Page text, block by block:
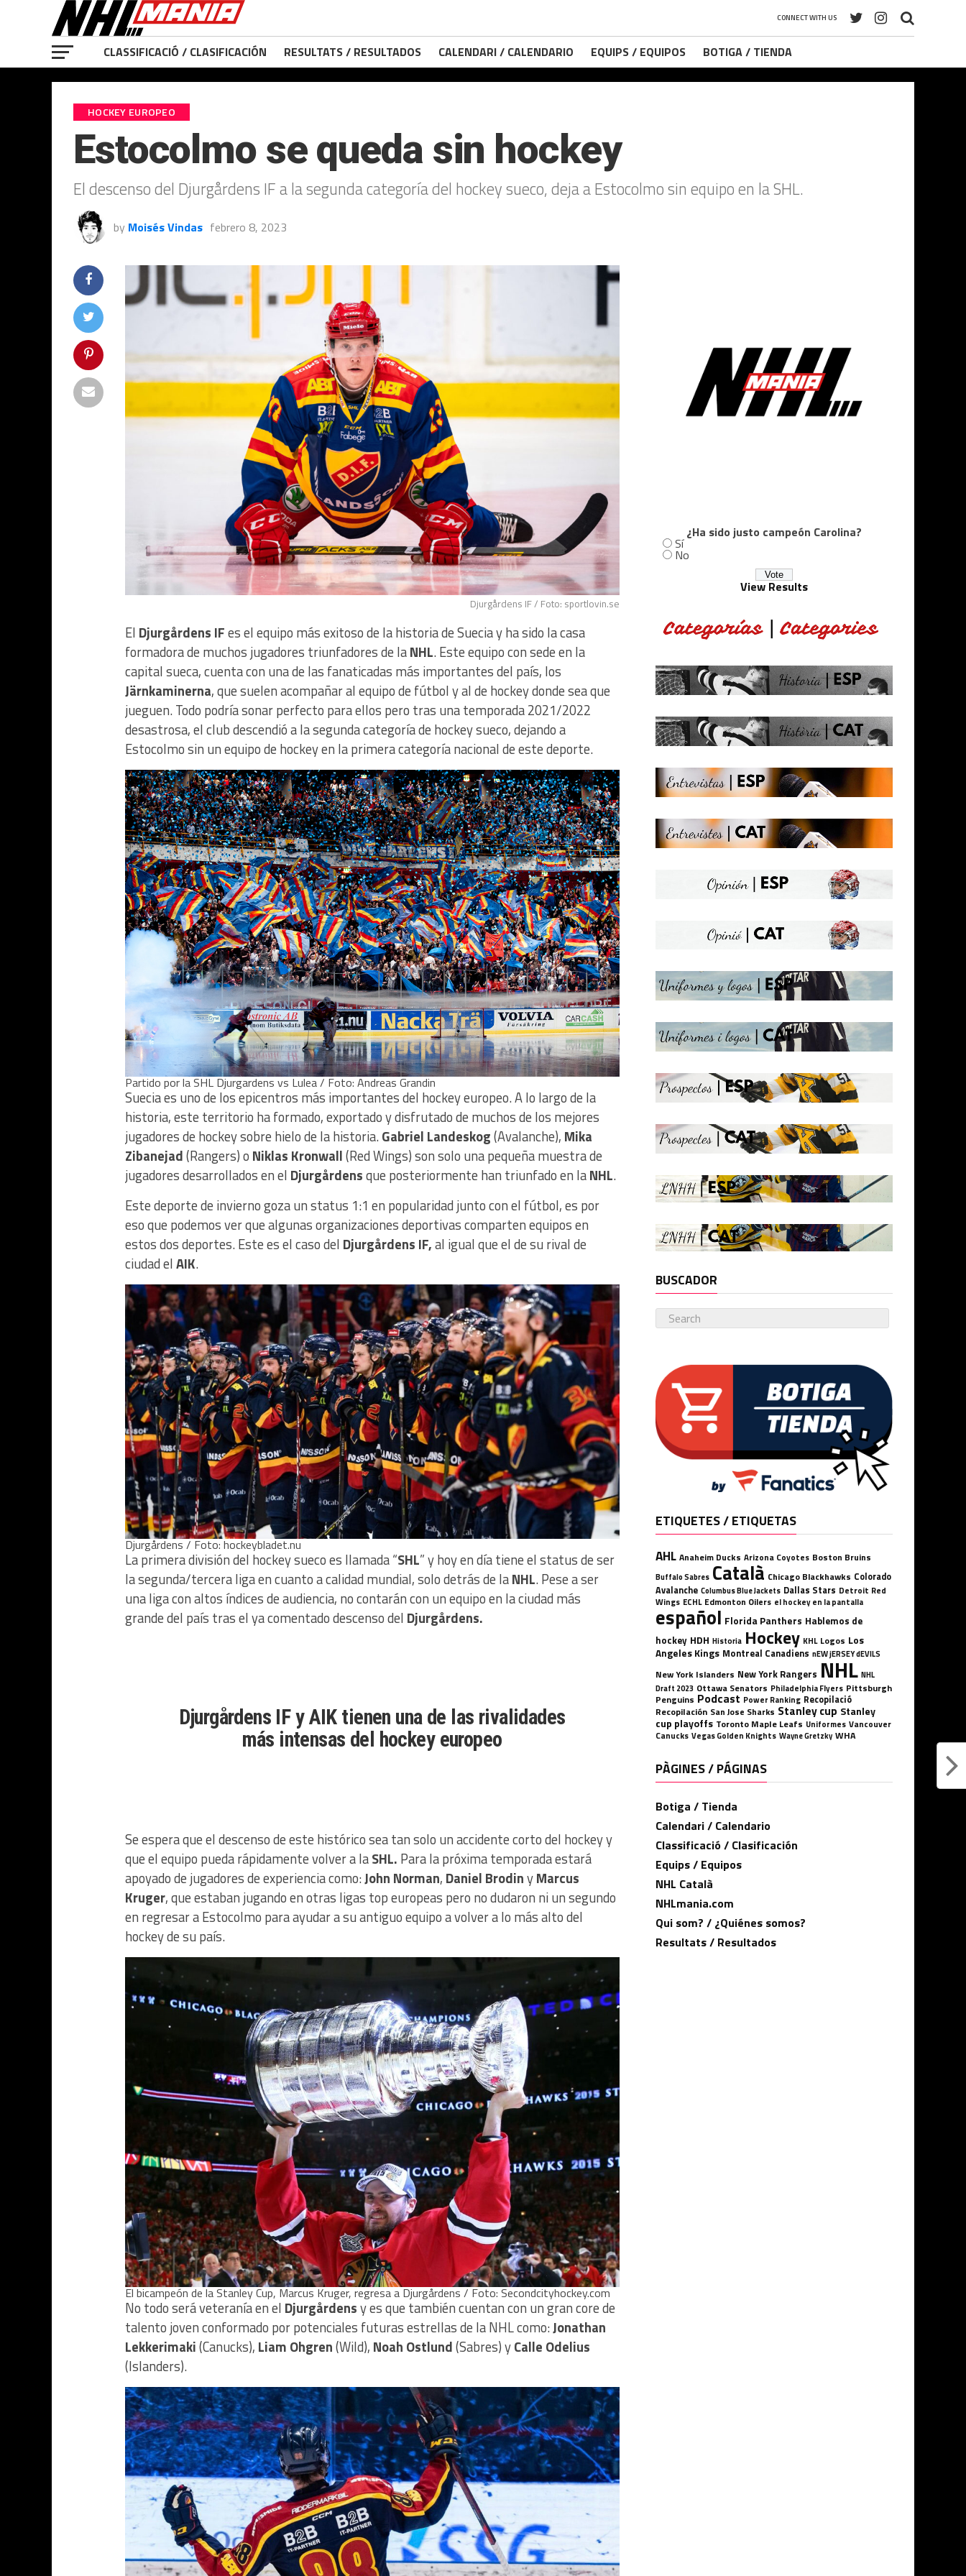
CONNECT WITH US
CLASSIFICACIÓ / CLASIFICACIÓN RESULTATS / RESULTADOS CALENDARI / CALENDARIO EQUIPS / EQUIPOS BOTIGA / TIENDA
HOCKEY EUROPEO
Estocolmo se queda sin hockey
El descenso del Djurgårdens IF a la segunda categoría del hockey sueco, deja a Estocolmo sin equipo en la SHL.
by Moisés Vindas febrero 8, 2023
Djurgårdens IF / Foto: sportlovin.se
El Djurgårdens IFes el equipo más exitoso de la historia de Suecia y ha sido la casa
formadora de muchos jugadores triunfadores de laNHL. Este equipo con sede en la
capital sueca, cuenta con una de las fanaticadas más importantes del país, los
Järnkaminerna, que suelen acompañar al equipo de fútbol y al de hockey donde sea que
jueguen. Todo podría sonar perfecto para ellos pero tras una temporada 2021/2022
desastrosa, el club descendió a la segunda categoría de hockey sueco, dejando a
Estocolmo sin un equipo de hockey en la primera categoría nacional de este deporte.
Partido por la SHL Djurgardens vs Lulea / Foto: Andreas Grandin
Suecia es uno de los epicentros más importantes del hockey europeo. A lo largo de la
historia, este territorio ha formado, exportado y disfrutado de muchos de los mejores
jugadores de hockey sobre hielo de la historia.Gabriel Landeskog(Avalanche), Mika
Zibanejad(Rangers) o Niklas Kronwall(Red Wings) son solo una pequeña muestra de
jugadores desarrollados en el Djurgårdensque posteriormente han triunfado en laNHL.
Este deporte de invierno goza un status 1:1 en popularidad junto con el fútbol, es por
eso que podemos ver que algunas organizaciones deportivas comparten equipos en
estos dos deportes. Este es el caso del Djurgårdens IF,al igual que el de su rival de
ciudad elAIK.
Djurgårdens / Foto: hockeybladet.nu
La primera división del hockey sueco es llamada “SHL” y hoy en día tiene el status de ser
la segunda/tercera liga en cuanto a calidad mundial, solo detrás de laNHL. Pese a ser
una liga con altos índices de audiencia, no contarán con un equipo en la ciudad más
grande del país tras el ya comentado descenso del Djurgårdens.
Djurgårdens IFy AIK tienen una de las rivalidades
más intensas del hockey europeo
Se espera que el descenso de este históricosea tan solo un accidente corto del hockey y
que el equipo pueda rápidamente volver a laSHL. Para la próxima temporada estará
apoyado de jugadores de experiencia como:John Norman, Daniel BrodinyMarcus
Kruger, que estaban jugando en otras ligas top europeas pero no dudaron ni un segundo
en regresar a Estocolmo para ayudar a su antiguo equipo a volver a lo más alto del
hockey de su país.
El bicampeón de la Stanley Cup, Marcus Kruger, regresa a Djurgårdens / Foto: Secondcityhockey.com
No todo será veteranía en el Djurgårdensy es que también cuentan con un gran core de
talento joven conformado por potenciales futuras estrellas de la NHL como:Jonathan
Lekkerimaki(Canucks), Liam Ohgren(Wild), Noah Ostlund(Sabres) yCalle Odelius
(Islanders).
¿Ha sido justo campeón Carolina?
Sí
No
View Results
BUSCADOR
ETIQUETES / ETIQUETAS
AHL Anaheim Ducks Arizona Coyotes Boston Bruins
Buffalo Sabres Català Chicago Blackhawks Colorado
Avalanche Columbus Blue Jackets Dallas Stars Detroit Red
Wings ECHL Edmonton Oilers el hockey en la pantalla
español Florida Panthers Hablemos de
hockey HDH Historia Hockey KHL Logos Los
Angeles Kings Montreal Canadiens nEW jERSEY dEVILS
New York Islanders New York Rangers NHL NHL
Draft 2023 Ottawa Senators Philadelphia Flyers Pittsburgh
Penguins Podcast Power Ranking Recopilació
Recopilación San Jose Sharks Stanley cup Stanley
cup playoffs Toronto Maple Leafs Uniformes Vancouver
Canucks Vegas Golden Knights Wayne Gretzky WHA
PÀGINES / PÁGINAS
Botiga / Tienda
Calendari / Calendario
Classificació / Clasificación
Equips / Equipos
NHL Català
NHLmania.com
Qui som? / ¿Quiénes somos?
Resultats / Resultados